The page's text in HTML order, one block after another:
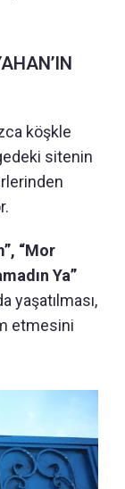
köşkle
sitenin
“Mor
Ya”
yaşatılması,
etmesini